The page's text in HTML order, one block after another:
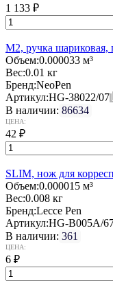
1 133 ₽
M2, ручка шариковая,
Объем:0.000033 м³
Вес:0.01 кг
Бренд:NeoPen
Артикул:HG-38022/07
В наличии: 86634
ЦЕНА:
42 ₽
SLIM, нож для
Объем:0.000015 м³
Вес:0.008 кг
Бренд:Lecce Pen
Артикул:HG-B005A/
В наличии: 361
ЦЕНА:
6 ₽